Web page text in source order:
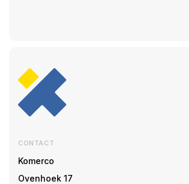
CONTACT
Komerco
Ovenhoek 17